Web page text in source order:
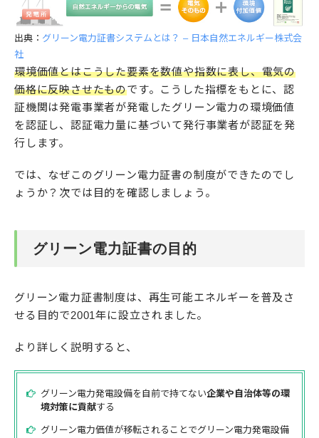
出典： グリーン電力証書システムとは？ – 日本自然エネルギー株式会
社
環境価値とはこうした要素を数値や指数に表し、電気の
価格に反映させたものです。こうした指標をもとに、認
証機関は発電事業者が発電したグリーン電力の環境価値
を認証し、認証電力量に基づいて発行事業者が認証を発
行します。
では、なぜこのグリーン電力証書の制度ができたのでし
ょうか？次では目的を確認しましょう。
グリーン電力証書の目的
グリーン電力証書制度は、再生可能エネルギーを普及さ
せる目的で2001年に設立されました。
より詳しく説明すると、
グリーン電力発電設備を自前で持てない企業や自治体等の環
境対策に貢献する
グリーン電力価値が移転されることでグリーン電力発電設備